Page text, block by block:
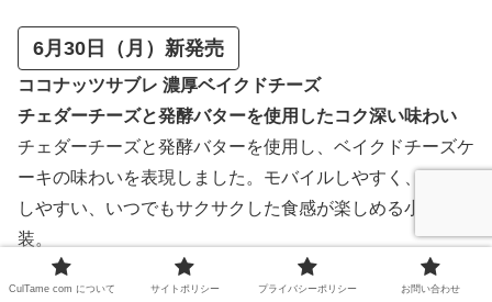
6月30日（月）新発売
ココナッツサブレ 濃厚ベイクドチーズ
チェダーチーズと発酵バターを使用したコク深い味わい
チェダーチーズと発酵バターを使用し、ベイクドチーズケ
ーキの味わいを表現しました。モバイルしやすく、シェア
しやすい、いつでもサクサクした食感が楽しめる小分け包
装。
CulTame com について サイトポリシー プライバシーポリシー お問い合わせ